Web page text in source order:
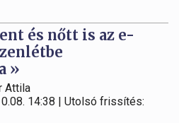
és nőtt is az e-
»
Attila
14:38 | Utolsó frissítés: